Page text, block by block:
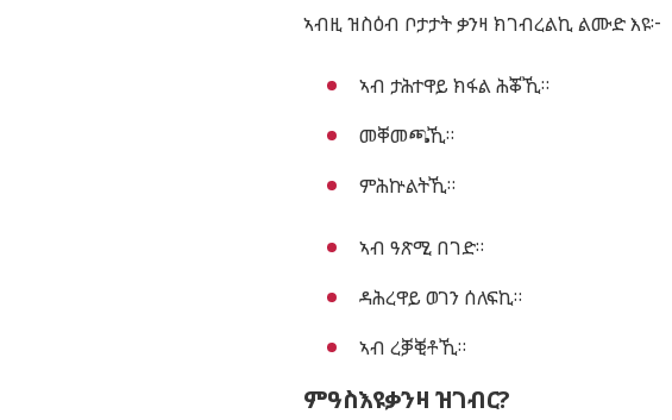
ኣብዚ ዝስዕብ ቦታታት ቃንዛ ክገብረልኪ ልሙድ እዩ፦
ኣብ ታሕተዋይ ክፋል ሕቖኺ።
መቐመጫኺ።
ምሕኵልትኺ።
ኣብ ዓጽሚ በገድ።
ዳሕረዋይ ወገን ሰለፍኪ።
ኣብ ረቓቒቶኺ።
ምዓስእዩቃንዛ ዝገብር?